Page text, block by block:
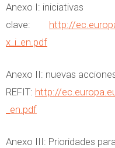
Anexo I: iniciativas
clave: http://
x_i_en.pdf
Anexo II: nuevas
REFIT: http://
_en.pdf
Anexo III: Prioridades